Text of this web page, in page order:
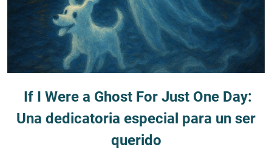
If I Were a Ghost For Just One Day:
Una dedicatoria especial para un ser
querido